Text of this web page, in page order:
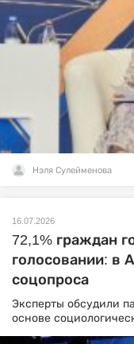
Нэля Сулейменова
16.07.2026
72,1% граждан
голосовании: в
соцопроса
Эксперты обсудили
основе